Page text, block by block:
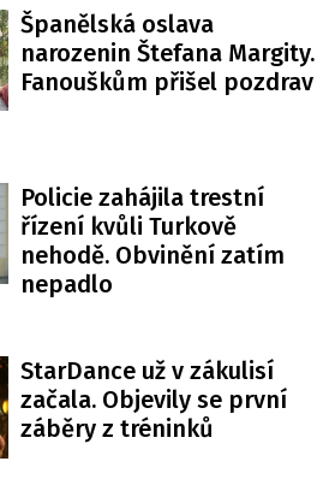
Španělská oslava
narozenin Štefana Margity.
Fanouškům přišel pozdrav
Policie zahájila trestní
řízení kvůli Turkově
nehodě. Obvinění zatím
nepadlo
StarDance už v zákulisí
začala. Objevily se první
záběry z tréninků